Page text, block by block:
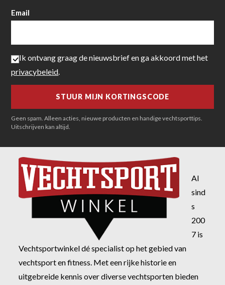
Email
Ik ontvang graag de nieuwsbrief en ga akkoord met het
privacybeleid.
Geen spam. Alleen acties, nieuwe producten en handige vechtsporttips.
Uitschrijven kan altijd.
Al
sind
s
200
7 is
Vechtsportwinkel dé specialist op het gebied van
vechtsport en fitness. Met een rijke historie en
uitgebreide kennis over diverse vechtsporten bieden